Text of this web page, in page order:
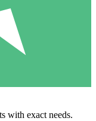
with exact needs.